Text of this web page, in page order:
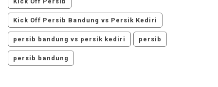
Kick Off Persib Bandung vs Persik Kediri
persib bandung vs persik kediri persib
persib bandung